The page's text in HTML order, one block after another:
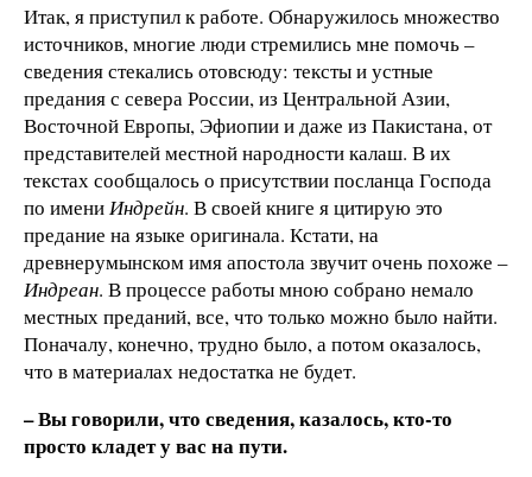
Итак, я приступил к работе. Обнаружилось множество
источников, многие люди стремились мне помочь –
сведения стекались отовсюду: тексты и устные
предания с севера России, из Центральной Азии,
Восточной Европы, Эфиопии и даже из Пакистана, от
представителей местной народности калаш. В их
текстах сообщалось о присутствии посланца Господа
по имениИндрейн. В своей книге я цитирую это
предание на языке оригинала. Кстати, на
древнерумынском имя апостола звучит очень похоже –
Индреан. В процессе работы мною собрано немало
местных преданий, все, что только можно было найти.
Поначалу, конечно, трудно было, а потом оказалось,
что в материалах недостатка не будет.
– Вы говорили, что сведения, казалось, кто-то
просто кладет у вас на пути.